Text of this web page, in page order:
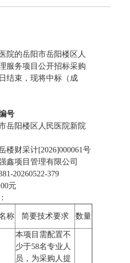
院的岳阳市岳阳楼区人
服务项目公开招标采购
结束，现将中标（成
号
岳阳楼区人民医院新院
楼财采计[2026]000061号
鑫项目管理有限公司
20260522-379
元
称 简要技术要求 数量
本项目需配置不
少于58名专业人
员，为采购人提